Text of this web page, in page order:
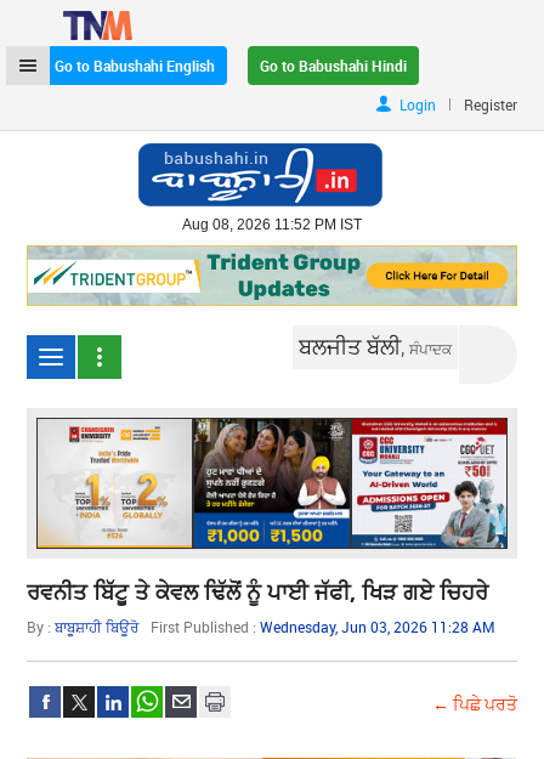
Go to Babushahi English
Go to Babushahi Hindi
Login
| Register
Aug 08, 2026 11:52 PM IST
ਬਲਜੀਤ ਬੱਲੀ,ਸੰਪਾਦਕ
ਰਵਨੀਤ ਬਿੱਟੂ ਤੇ ਕੇਵਲ ਢਿੱਲੋਂ ਨੂੰ ਪਾਈ ਜੱਫੀ, ਖਿੜ ਗਏ ਚਿਹਰੇ
By :ਬਾਬੂਸ਼ਾਹੀ ਬਿਊਰੋ First Published :Wednesday, Jun 03, 2026 11:28 AM
← ਪਿਛੇ ਪਰਤੋ